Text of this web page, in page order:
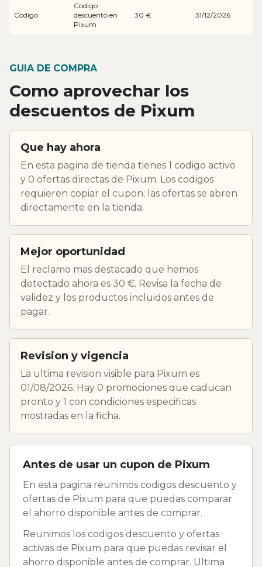
Codigo
Codigo
descuento en
Pixum
30 € 31/12/2026
GUIA DE COMPRA
Como aprovechar los
descuentos de Pixum
Que hay ahora
En esta pagina de tienda tienes 1 codigo activo
y 0 ofertas directas de Pixum. Los codigos
requieren copiar el cupon; las ofertas se abren
directamente en la tienda.
Mejor oportunidad
El reclamo mas destacado que hemos
detectado ahora es 30 €. Revisa la fecha de
validez y los productos incluidos antes de
pagar.
Revision y vigencia
La ultima revision visible para Pixum es
01/08/2026. Hay 0 promociones que caducan
pronto y 1 con condiciones especificas
mostradas en la ficha.
Antes de usar un cupon de Pixum
En esta pagina reunimos codigos descuento y
ofertas de Pixum para que puedas comparar
el ahorro disponible antes de comprar.
Reunimos los codigos descuento y ofertas
activas de Pixum para que puedas revisar el
ahorro disponible antes de comprar. Ultima